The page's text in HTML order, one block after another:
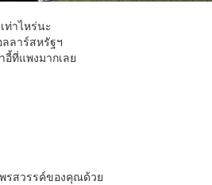
ท่าไหร่นะ
ลาร์สหรัฐฯ
ที่แพงมากเลย
สวรรค์ของคุณด้วย